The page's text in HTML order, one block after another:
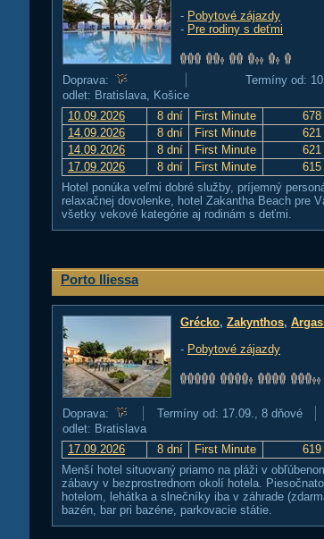
- Pobytové zájazdy
- Pre rodiny s deťmi
Doprava:
Termíny od:
odlet: Bratislava, Košice
10.09.2026
8 dní First Minute 678
14.09.2026
8 dní First Minute 621
14.09.2026
8 dní First Minute 621
17.09.2026
8 dní First Minute 615
Hotel ponúka veľmi dobré služby, príjemný
relaxačnej dovolenke, hotel Zakantha Beach pre
všetky vekové kategórie aj rodinám s deťmi.
Porto Iliessa
Grécko, Zakynthos,
- Pobytové zájazdy
Doprava:
Termíny od: 17.09., 8 dňové
odlet: Bratislava
17.09.2026
8 dní First Minute 619
Menší hotel situovaný priamo na pláži v
zábavy v bezprostrednom okolí hotela.
hotelom, lehátka a slnečníky iba v záhrade
bazén, bar pri bazéne, parkovacie státie.